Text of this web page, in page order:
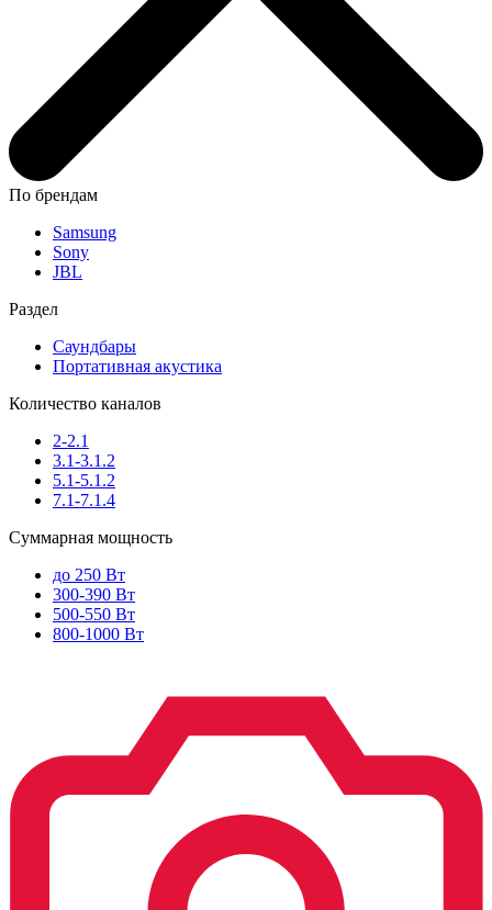
По брендам
Samsung
Sony
JBL
Раздел
Саундбары
Портативная акустика
Количество каналов
2-2.1
3.1-3.1.2
5.1-5.1.2
7.1-7.1.4
Суммарная мощность
до 250 Вт
300-390 Вт
500-550 Вт
800-1000 Вт